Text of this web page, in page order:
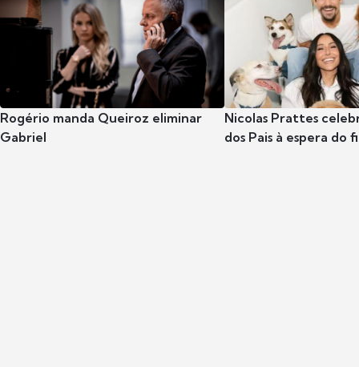
Rogério manda Queiroz eliminar
Gabriel
Nicolas Prattes
dos Pais à espera do